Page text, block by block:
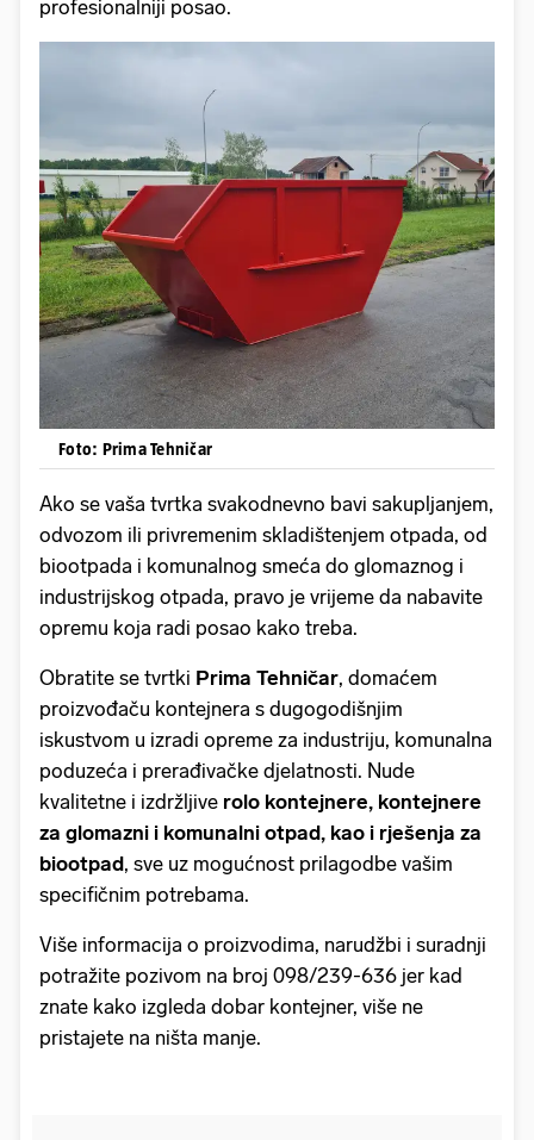
profesionalniji posao.
Foto: Prima Tehničar
Ako se vaša tvrtka svakodnevno bavi sakupljanjem,
odvozom ili privremenim skladištenjem otpada, od
biootpada i komunalnog smeća do glomaznog i
industrijskog otpada, pravo je vrijeme da nabavite
opremu koja radi posao kako treba.
Obratite se tvrtki Prima Tehničar, domaćem
proizvođaču kontejnera s dugogodišnjim
iskustvom u izradi opreme za industriju, komunalna
poduzeća i prerađivačke djelatnosti. Nude
kvalitetne i izdržljive rolo kontejnere, kontejnere
za glomazni i komunalni otpad, kao i rješenja za
biootpad, sve uz mogućnost prilagodbe vašim
specifičnim potrebama.
Više informacija o proizvodima, narudžbi i suradnji
potražite pozivom na broj 098/239-636 jer kad
znate kako izgleda dobar kontejner, više ne
pristajete na ništa manje.